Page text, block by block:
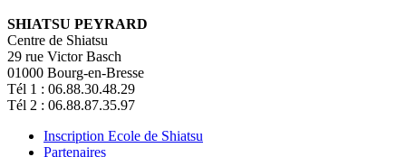
SHIATSU PEYRARD
Centre de Shiatsu
29 rue Victor Basch
01000 Bourg-en-Bresse
Tél 1 : 06.88.30.48.29
Tél 2 : 06.88.87.35.97
Inscription Ecole de Shiatsu
Partenaires